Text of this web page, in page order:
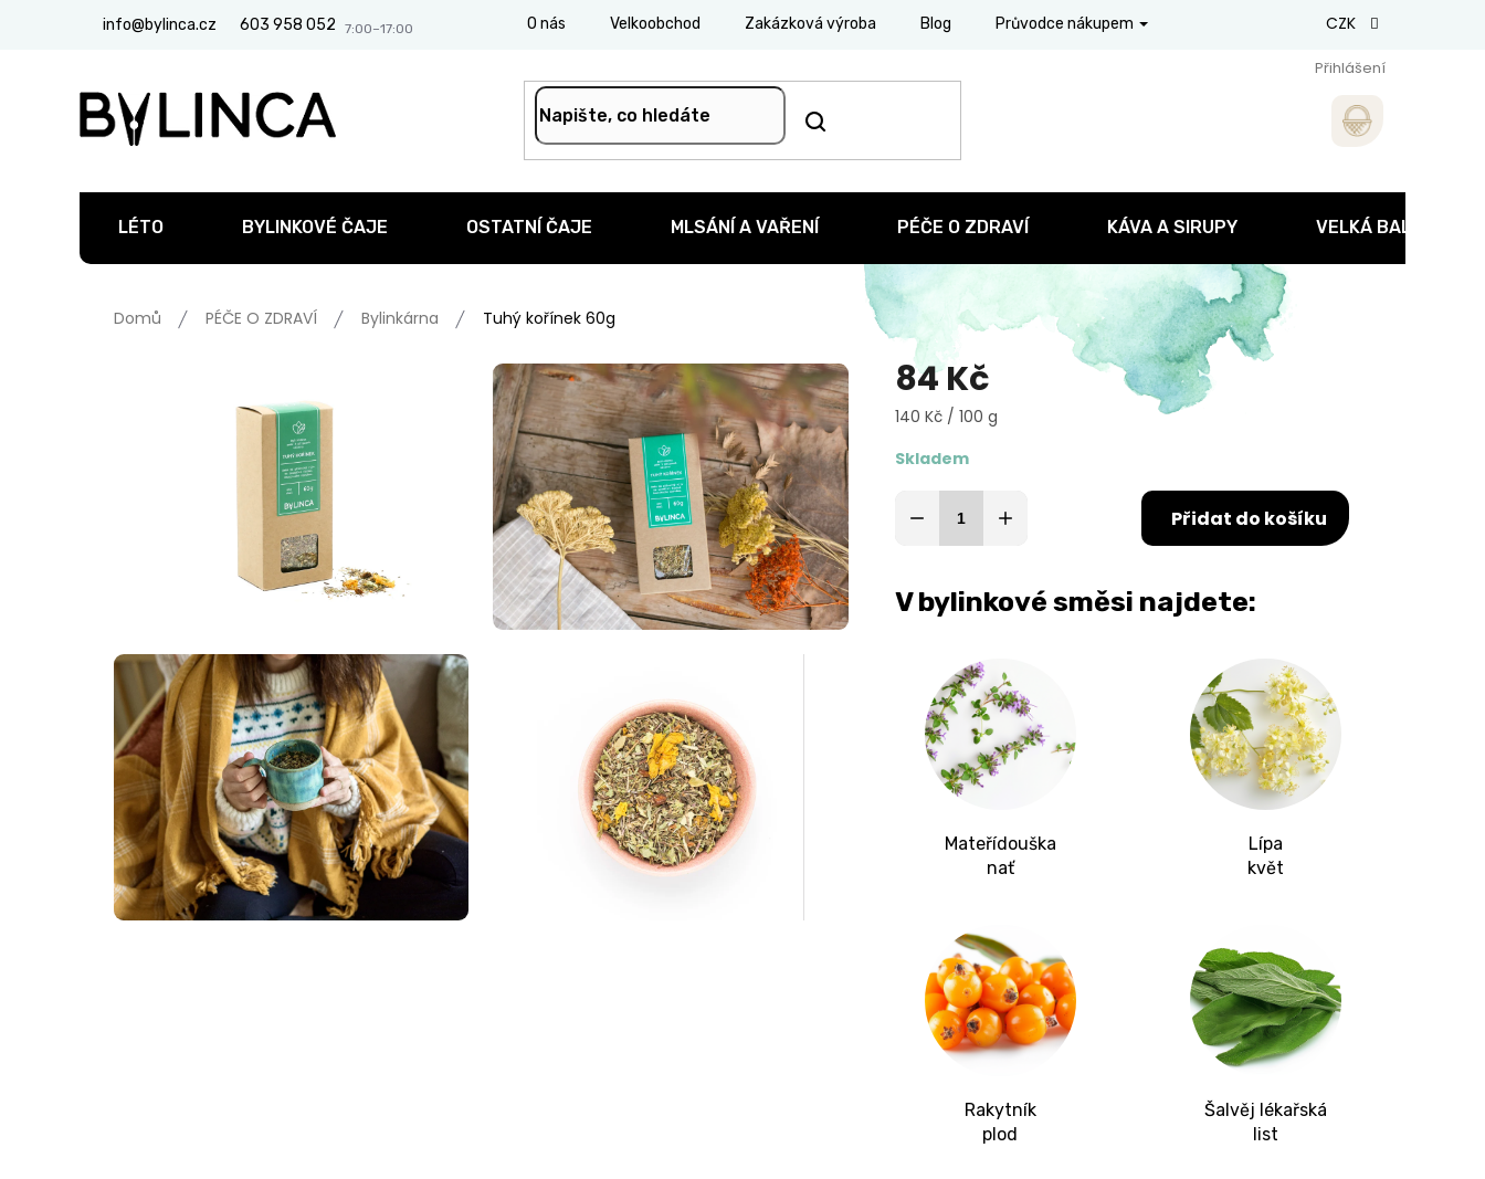
603 958 052
info@bylinca.cz O nás Velkoobchod Zakázková výroba Blog Průvodce nákupem CZK
Přihlášení
LÉTO BYLINKOVÉ ČAJE OSTATNÍ ČAJE MLSÁNÍ A VAŘENÍ PÉČE O ZDRAVÍ KÁVA A SIRUPY VELKÁ BALENÍ
Domů PÉČE O ZDRAVÍ Bylinkárna Tuhý kořínek 60g
84 Kč
Měrná
140 Kč / 100 g
Skladem
Přidat do košíku
V bylinkové směsi najdete:
Mateřídouška
nať
Lípa
květ
Rakytník
plod
Šalvěj lékařská
list